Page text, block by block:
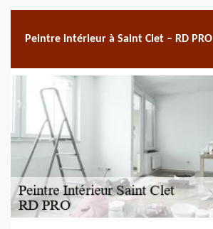
Peintre intérieur à Saint Clet – RD PRO